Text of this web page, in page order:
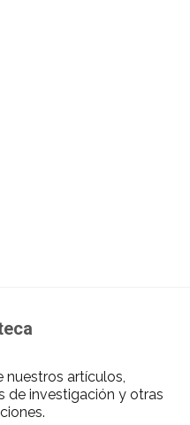
nuestros artículos,
de investigación y otras